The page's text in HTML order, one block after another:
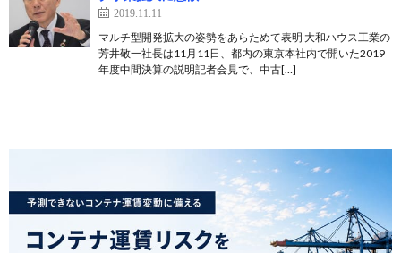
2019.11.11
マルチ型開発拡大の姿勢をあらためて表明 大和ハウス工業の
芳井敬一社長は11月11日、都内の東京本社内で開いた2019
年度中間決算の説明記者会見で、中古[…]